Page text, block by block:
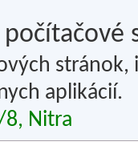
aplikácií.
8, Nitra